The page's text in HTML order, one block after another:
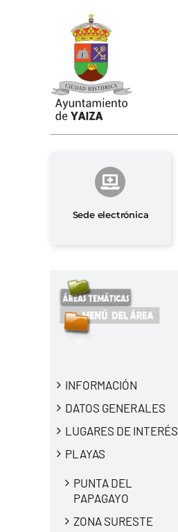
Sede electrónica
INFORMACIÓN
DATOS GENERALES
LUGARES DE INTERÉS
PLAYAS
PUNTA DEL
PAPAGAYO
ZONA SURESTE